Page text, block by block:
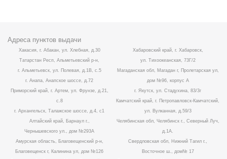
Адреса пунктов выдачи
Хакасия, г. Абакан, ул. Хлебная, д.30
Татарстан Респ, Альметьевский р-н,
г. Альметьевск, ул. Полевая, д.1В, с.5
г. Анапа, Анапское шоссе, д.72
Приморский край, г. Артем, ул. Фрунзе, д.21,
с.8
г. Архангельск, Талажское шоссе, д.4, с1
Алтайский край, Барнаул г.,
Чернышевского ул., дом №293А
Амурская область, Благовещенский р-н,
Благовещенск г, Калинина ул, дом №126
Хабаровский край, г. Хабаровск,
ул. Тихоокеанская, 73Г/2
Магаданская обл, Магадан г, Пролетарская ул,
дом №96, корпус А
г. Якутск, ул. Стадухина, 83/3г
Камчатский край, г. Петропавловск-Камчатский,
ул. Вулканная, д.59/3
Челябинская обл, Челябинск г., Северный Луч,
д.1А.
Свердловская обл, Нижний Тагил г.,
Восточное ш., дом№ 17